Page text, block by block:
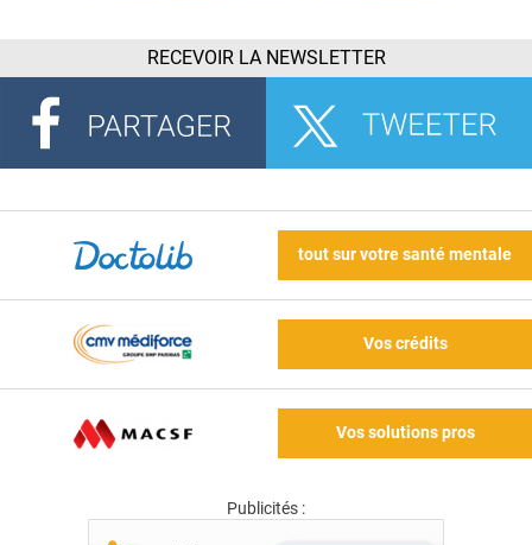
RECEVOIR LA NEWSLETTER
tout sur votre santé mentale
Vos crédits
Vos solutions pros
Publicités :